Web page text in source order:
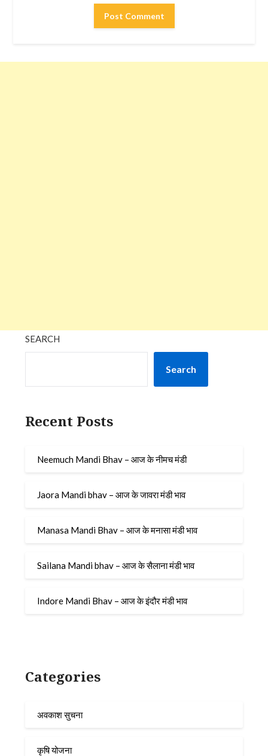
SEARCH
Search
Recent Posts
Neemuch Mandi Bhav – आज के नीमच मंडी
Jaora Mandi bhav – आज के जावरा मंडी भाव
Manasa Mandi Bhav – आज के मनासा मंडी भाव
Sailana Mandi bhav – आज के सैलाना मंडी भाव
Indore Mandi Bhav – आज के इंदौर मंडी भाव
Categories
अवकाश सुचना
कृषि योजना